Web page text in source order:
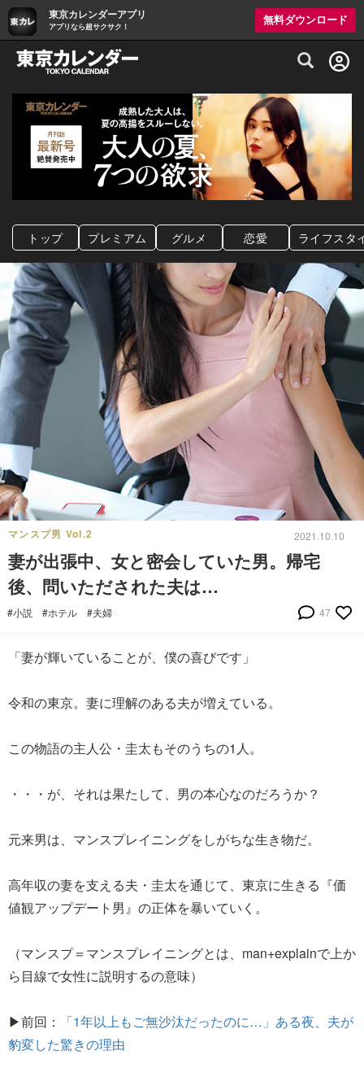
東京カレンダーアプリ
アプリなら超サクサク！
無料ダウンロード
グルメ情報・プレミアムレストラン予約
トップ プレミアム グルメ 恋愛 ライフスタ
マンスプ男 Vol.2 2021.10.10
妻が出張中、女と密会していた男。帰宅
後、問いただされた夫は…
#小説 #ホテル #夫婦 47
「妻が輝いていることが、僕の喜びです」
令和の東京。妻に理解のある夫が増えている。
この物語の主人公・圭太もそのうちの1人。
・・・が、それは果たして、男の本心なのだろうか？
元来男は、マンスプレイニングをしがちな生き物だ。
高年収の妻を支える夫・圭太を通じて、東京に生きる『価
値観アップデート男』の正体を暴いていく。
（マンスプ＝マンスプレイニングとは、man+explainで上か
ら目線で女性に説明するの意味）
▶前回：
「1年以上もご無沙汰だったのに…」ある夜、夫が
豹変した驚きの理由